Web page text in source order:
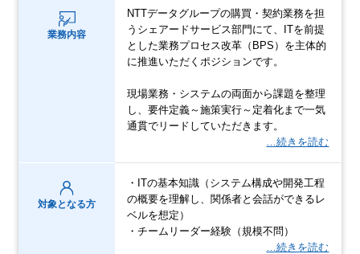
業務内容
NTTデータグループの購買・契約業務を担
うシェアードサービス部門にて、ITを前提
とした業務プロセス改革（BPS）を主体的
に推進いただくポジションです。
現場業務・システムの両面から課題を整理
し、要件定義～施策実行～定着化まで一気
通貫でリードしていただきます。
…続きを読む
対象となる方
・ITの基本知識（システム構成や開発工程
の概要を理解し、関係者と会話ができるレ
ベルを想定）
・チームリーダー経験（規模不問）
…続きを読む